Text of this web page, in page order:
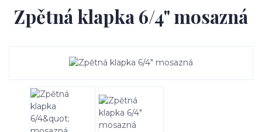
Zpětná klapka 6/4" mosazná